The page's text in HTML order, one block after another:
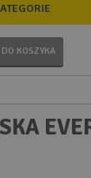
KOSZYKA